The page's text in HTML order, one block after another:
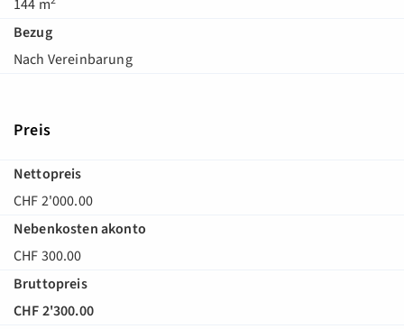
144 m
Bezug
Nach Vereinbarung
Preis
Nettopreis
CHF 2'000.00
Nebenkosten akonto
CHF 300.00
Bruttopreis
CHF 2'300.00